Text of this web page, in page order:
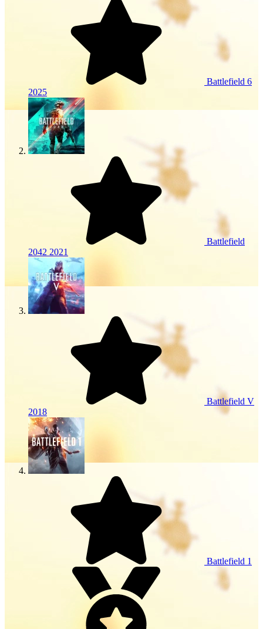
Battlefield 6
2025
Battlefield
2042 2021
Battlefield V
2018
Battlefield 1